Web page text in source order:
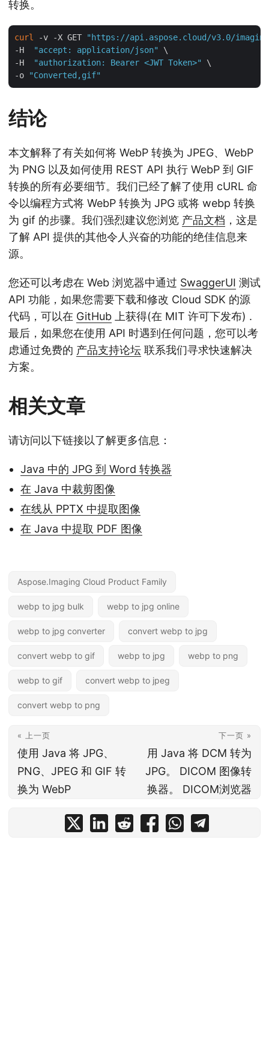
转换。
curl -v -X GET
"https://api.aspose.cloud/v3.0/imaging/
-H
"accept: application/json"
\
-H
"authorization: Bearer <JWT Token>"
\
-o
"Converted,gif"
结论
本文解释了有关如何将 WebP 转换为 JPEG、WebP
为 PNG 以及如何使用 REST API 执行 WebP 到 GIF
转换的所有必要细节。我们已经了解了使用 cURL 命
令以编程方式将 WebP 转换为 JPG 或将 webp 转换
为 gif 的步骤。我们强烈建议您浏览 产品文档 ，这是
了解 API 提供的其他令人兴奋的功能的绝佳信息来
源。
您还可以考虑在 Web 浏览器中通过 SwaggerUI 测试
API 功能，如果您需要下载和修改 Cloud SDK 的源
代码，可以在 GitHub 上获得(在 MIT 许可下发布) .
最后，如果您在使用 API 时遇到任何问题，您可以考
虑通过免费的 产品支持论坛 联系我们寻求快速解决
方案。
相关文章
请访问以下链接以了解更多信息：
Java 中的 JPG 到 Word 转换器
在 Java 中裁剪图像
在线从 PPTX 中提取图像
在 Java 中提取 PDF 图像
Aspose.Imaging Cloud Product Family
webp to jpg bulk webp to jpg online
webp to jpg converter convert webp to jpg
convert webp to gif webp to jpg webp to png
webp to gif convert webp to jpeg
convert webp to png
« 上一页
使用 Java 将 JPG、
PNG、JPEG 和 GIF 转
换为 WebP
下一页 »
用 Java 将 DCM 转为
JPG。 DICOM 图像转
换器。 DICOM浏览器